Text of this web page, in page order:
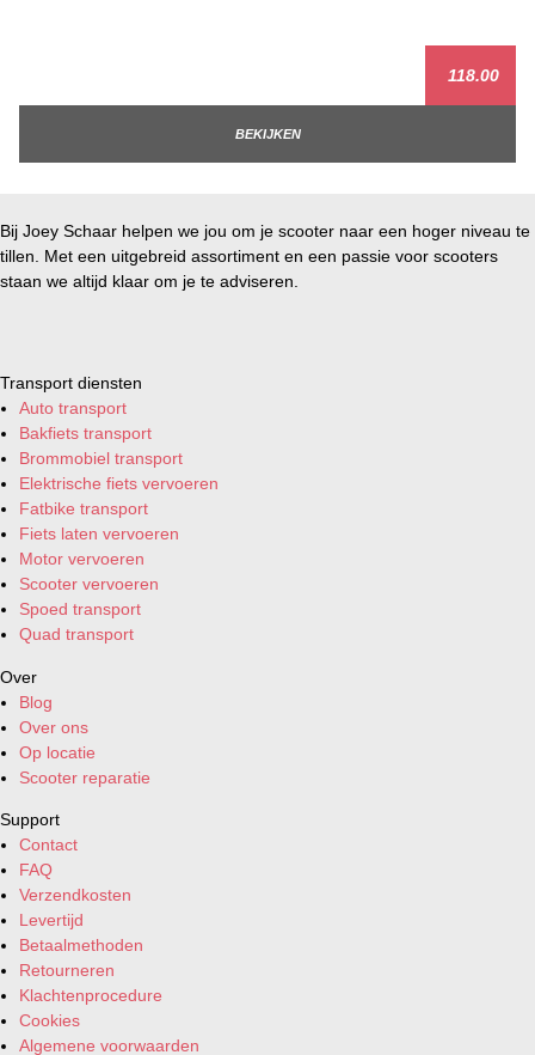
118.00
BEKIJKEN
Bij Joey Schaar helpen we jou om je scooter naar een hoger niveau te
tillen. Met een uitgebreid assortiment en een passie voor scooters
staan we altijd klaar om je te adviseren.
Transport diensten
Auto transport
Bakfiets transport
Brommobiel transport
Elektrische fiets vervoeren
Fatbike transport
Fiets laten vervoeren
Motor vervoeren
Scooter vervoeren
Spoed transport
Quad transport
Over
Blog
Over ons
Op locatie
Scooter reparatie
Support
Contact
FAQ
Verzendkosten
Levertijd
Betaalmethoden
Retourneren
Klachtenprocedure
Cookies
Algemene voorwaarden